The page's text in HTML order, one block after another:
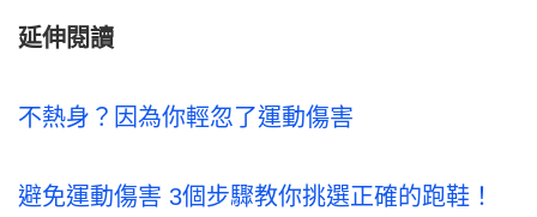
延伸閱讀
不熱身？因為你輕忽了運動傷害
避免運動傷害 3個步驟教你挑選正確的跑鞋！